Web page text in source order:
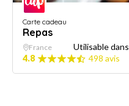
Carte cadeau
Repas
France Utilisable dans
4.8
498 avis